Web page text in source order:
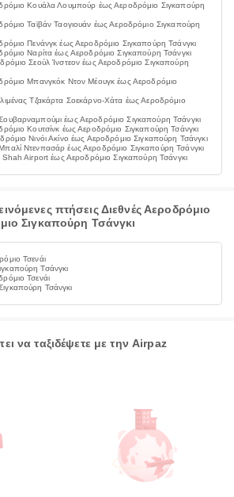
Κουάλα Λουμπούρ έως Αεροδρόμιο Σιγκαπούρη
Ταϊβάν Ταογιουάν έως Αεροδρόμιο Σιγκαπούρη
Πενάνγκ έως Αεροδρόμιο Σιγκαπούρη Τσάνγκι
Ναρίτα έως Αεροδρόμιο Σιγκαπούρη Τσάνγκι
Σεούλ Ίνστεον έως Αεροδρόμιο Σιγκαπούρη
Μπανγκόκ Ντον Μέουγκ έως Αεροδρόμιο
Τζακάρτα Σοεκάρνο-Χάτα έως Αεροδρόμιο
έως Αεροδρόμιο Σιγκαπούρη Τσάνγκι
Κουτσίνκ έως Αεροδρόμιο Σιγκαπούρη Τσάνγκι
Νινόι Ακίνο έως Αεροδρόμιο Σιγκαπούρη Τσάνγκι
Ντενπασάρ έως Αεροδρόμιο Σιγκαπούρη Τσάνγκι
Airport έως Αεροδρόμιο Σιγκαπούρη Τσάνγκι
πτήσεις Διεθνές Αεροδρόμιο
Σιγκαπούρη Τσάνγκι
Τσενάι
Τσάνγκι
Τσενάι
Τσάνγκι
να ταξιδέψετε με την Airpaz